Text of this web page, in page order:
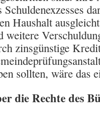
Schuldenexzesses
Haushalt
weitere
zinsgünstige
sollten, wäre das
die Rechte des